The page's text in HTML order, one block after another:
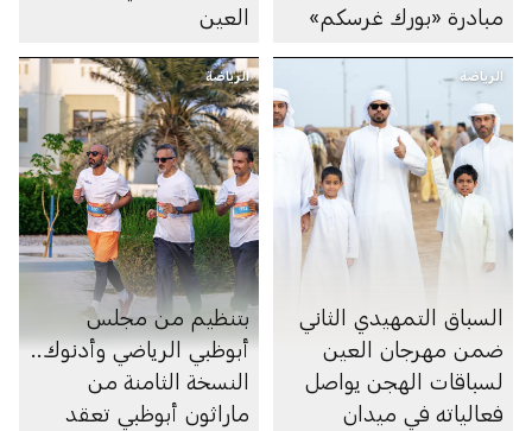
مبادرة «بورك غرسكم»
العين
الرياضة
السباق التمهيدي الثاني
ضمن مهرجان العين
لسباقات الهجن يواصل
فعالياته في ميدان
الرياضة
بتنظيم من مجلس
أبوظبي الرياضي وأدنوك..
النسخة الثامنة من
ماراثون أبوظبي تعقد